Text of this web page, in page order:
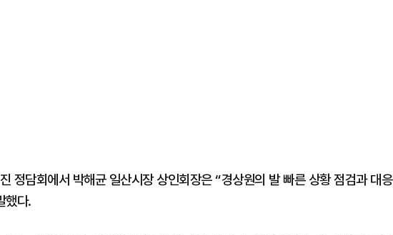
정담회에서 박해균 일산시장 상인회장은 “경상원의 발 빠른 상황 점검과 대응
했다.